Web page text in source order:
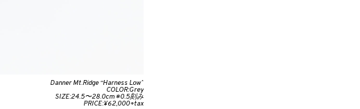
Danner Mt.Ridge “Harness Low”
COLOR:Grey
SIZE:24.5〜28.0cm ※0.5刻み
PRICE:¥62,000+tax